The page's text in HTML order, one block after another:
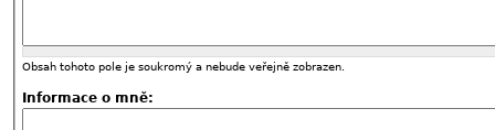
Obsah tohoto pole je soukromý a nebude veřejně zobrazen.
Informace o mně: